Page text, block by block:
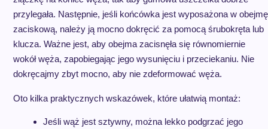
przylegała. Następnie, jeśli końcówka jest wyposażona w obejmę
zaciskową, należy ją mocno dokręcić za pomocą śrubokręta lub
klucza. Ważne jest, aby obejma zacisnęła się równomiernie
wokół węża, zapobiegając jego wysunięciu i przeciekaniu. Nie
dokręcajmy zbyt mocno, aby nie zdeformować węża.
Oto kilka praktycznych wskazówek, które ułatwią montaż:
Jeśli wąż jest sztywny, można lekko podgrzać jego